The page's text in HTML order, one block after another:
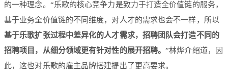
的一种理念。“乐歌的核心竞争力是致力于打造全价值链的服务，
基于业务全价值链的不同维度，对人才的需求也会不一样，所以
基于乐歌扩张过程中差异化的人才需求，招聘团队会打造不同的
招聘项目，从细分领域更有针对性的展开招聘。”林烨介绍道，因
此，这也对乐歌的雇主品牌搭建提出了更高要求。